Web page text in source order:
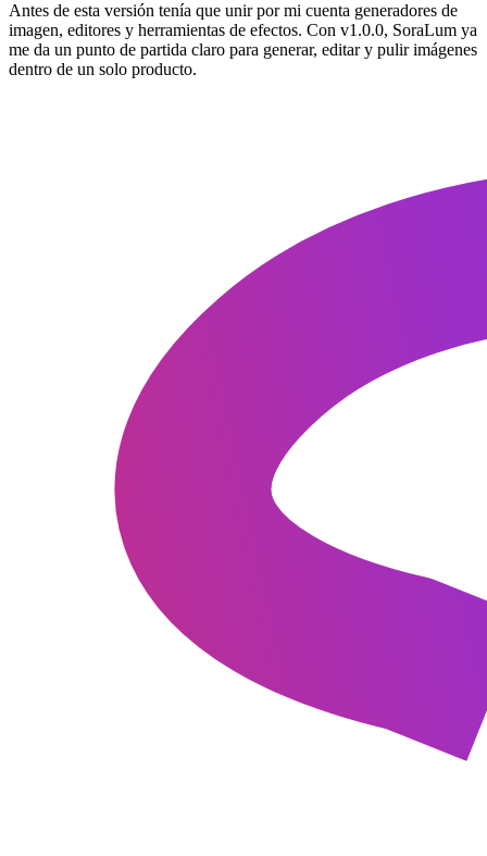
Antes de esta versión tenía que unir por mi cuenta generadores de
imagen, editores y herramientas de efectos. Con v1.0.0, SoraLum ya
me da un punto de partida claro para generar, editar y pulir imágenes
dentro de un solo producto.